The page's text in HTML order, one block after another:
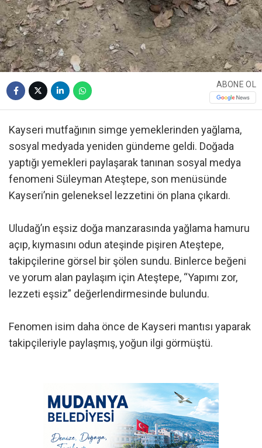
ABONE OL
Kayseri mutfağının simge yemeklerinden yağlama,
sosyal medyada yeniden gündeme geldi. Doğada
yaptığı yemekleri paylaşarak tanınan sosyal medya
fenomeni Süleyman Ateştepe, son menüsünde
Kayseri’nin geleneksel lezzetini ön plana çıkardı.
Uludağ’ın eşsiz doğa manzarasında yağlama hamuru
açıp, kıymasını odun ateşinde pişiren Ateştepe,
takipçilerine görsel bir şölen sundu. Binlerce beğeni
ve yorum alan paylaşım için Ateştepe, “Yapımı zor,
lezzeti eşsiz” değerlendirmesinde bulundu.
Fenomen isim daha önce de Kayseri mantısı yaparak
takipçileriyle paylaşmış, yoğun ilgi görmüştü.